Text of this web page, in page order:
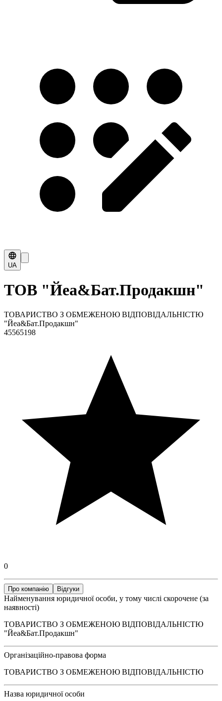
UA
ТОВ "Йеа&Бат.Продакшн"
ТОВАРИСТВО З ОБМЕЖЕНОЮ ВІДПОВІДАЛЬНІСТЮ
"Йеа&Бат.Продакшн"
45565198
0
Про компанію Відгуки
Найменування юридичної особи, у тому числі скорочене (за
наявності)
ТОВАРИСТВО З ОБМЕЖЕНОЮ ВІДПОВІДАЛЬНІСТЮ
"Йеа&Бат.Продакшн"
Організаційно-правова форма
ТОВАРИСТВО З ОБМЕЖЕНОЮ ВІДПОВІДАЛЬНІСТЮ
Назва юридичної особи